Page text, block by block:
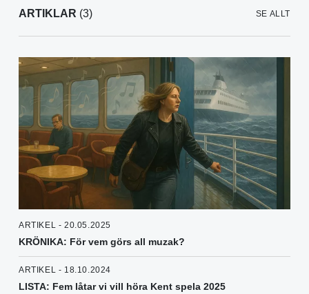
ARTIKLAR (3) SE ALLT
ARTIKEL - 20.05.2025
KRÖNIKA: För vem görs all muzak?
ARTIKEL - 18.10.2024
LISTA: Fem låtar vi vill höra Kent spela 2025